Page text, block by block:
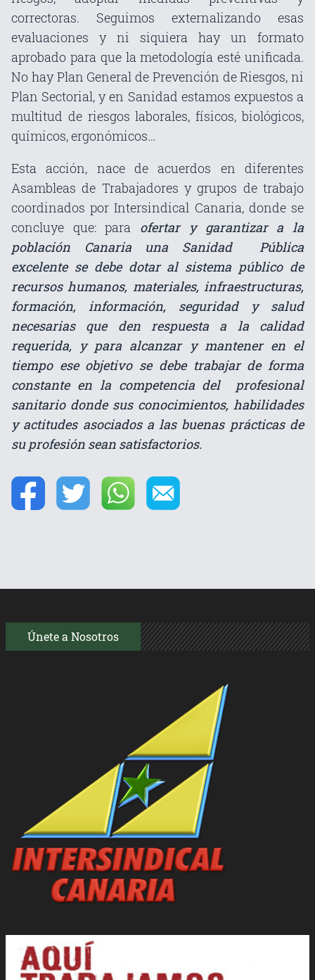
correctoras. Seguimos externalizando esas
evaluaciones y ni siquiera hay un formato
aprobado para que la metodología esté unificada.
No hay Plan General de Prevención de Riesgos, ni
Plan Sectorial, y en Sanidad estamos expuestos a
multitud de riesgos laborales, físicos, biológicos,
químicos, ergonómicos…
Esta acción, nace de acuerdos en diferentes
Asambleas de Trabajadores y grupos de trabajo
coordinados por Intersindical Canaria, donde se
concluye que: para ofertar y garantizar a la
población Canaria una Sanidad Pública
excelente se debe dotar al sistema público de
recursos humanos, materiales, infraestructuras,
formación, información, seguridad y salud
necesarias que den respuesta a la calidad
requerida, y para alcanzar y mantener en el
tiempo ese objetivo se debe trabajar de forma
constante en la competencia del profesional
sanitario donde sus conocimientos, habilidades
y actitudes asociados a las buenas prácticas de
su profesión sean satisfactorios.
Únete a Nosotros